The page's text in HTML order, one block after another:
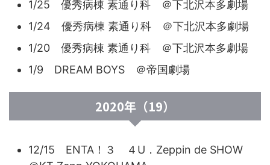
1/25 優秀病棟 素通り科 ＠下北沢本多劇場
1/24 優秀病棟 素通り科 ＠下北沢本多劇場
1/20 優秀病棟 素通り科 ＠下北沢本多劇場
1/9 DREAM BOYS ＠帝国劇場
2020年（19）
12/15 ENTA！３ ４U．Zeppin de SHOW